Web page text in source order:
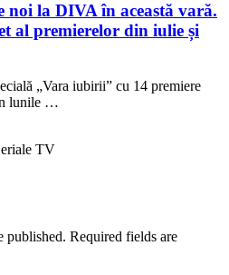
noi la DIVA în această vară.
al premierelor din iulie și
„Vara iubirii” cu 14 premiere
lunile …
TV
published. Required fields are